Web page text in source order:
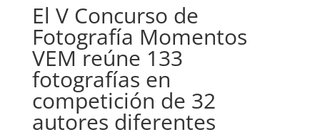
El V Concurso de
Fotografía Momentos
VEM reúne 133
fotografías en
competición de 32
autores diferentes